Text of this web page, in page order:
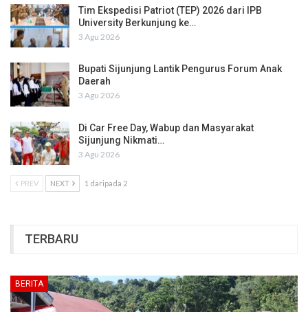
Tim Ekspedisi Patriot (TEP) 2026 dari IPB
University Berkunjung ke…
3 Agu 2026
Bupati Sijunjung Lantik Pengurus Forum Anak
Daerah
3 Agu 2026
Di Car Free Day, Wabup dan Masyarakat
Sijunjung Nikmati…
3 Agu 2026
PREV NEXT 1 daripada 2
TERBARU
BERITA